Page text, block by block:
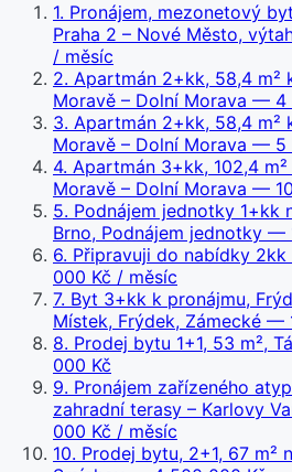
1. Pronájem, mezonetový
Praha 2 – Nové Město,
/ měsíc
2. Apartmán 2+kk, 58,4 m²
Moravě – Dolní Morava — 4
3. Apartmán 2+kk, 58,4 m²
Moravě – Dolní Morava — 5
4. Apartmán 3+kk, 102,4
Moravě – Dolní Morava —
5. Podnájem jednotky 1+kk
Brno, Podnájem jednotky —
6. Připravuji do nabídky 2kk
000 Kč / měsíc
7. Byt 3+kk k pronájmu,
Místek, Frýdek, Zámecké —
8. Prodej bytu 1+1, 53 m²,
000 Kč
9. Pronájem zařízeného
zahradní terasy – Karlovy
000 Kč / měsíc
10. Prodej bytu, 2+1, 67 m²